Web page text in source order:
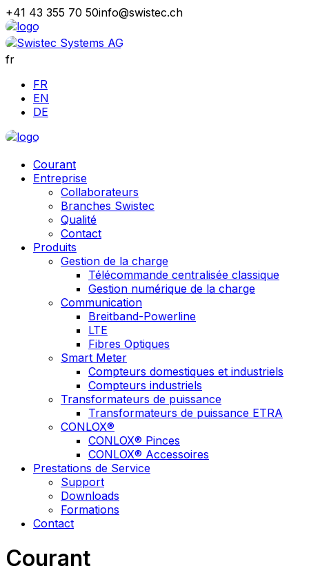
+41 43 355 70 50info@swistec.ch
fr
FR
EN
DE
Courant
Entreprise
Collaborateurs
Branches Swistec
Qualité
Contact
Produits
Gestion de la charge
Télécommande centralisée classique
Gestion numérique de la charge
Communication
Breitband-Powerline
LTE
Fibres Optiques
Smart Meter
Compteurs domestiques et industriels
Compteurs industriels
Transformateurs de puissance
Transformateurs de puissance ETRA
CONLOX®
CONLOX® Pinces
CONLOX® Accessoires
Prestations de Service
Support
Downloads
Formations
Contact
Courant